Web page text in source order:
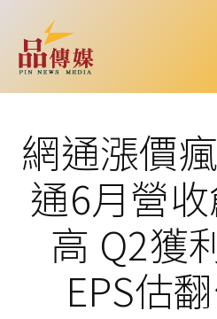
網通漲價
通6月營
高 Q2獲
EPS估